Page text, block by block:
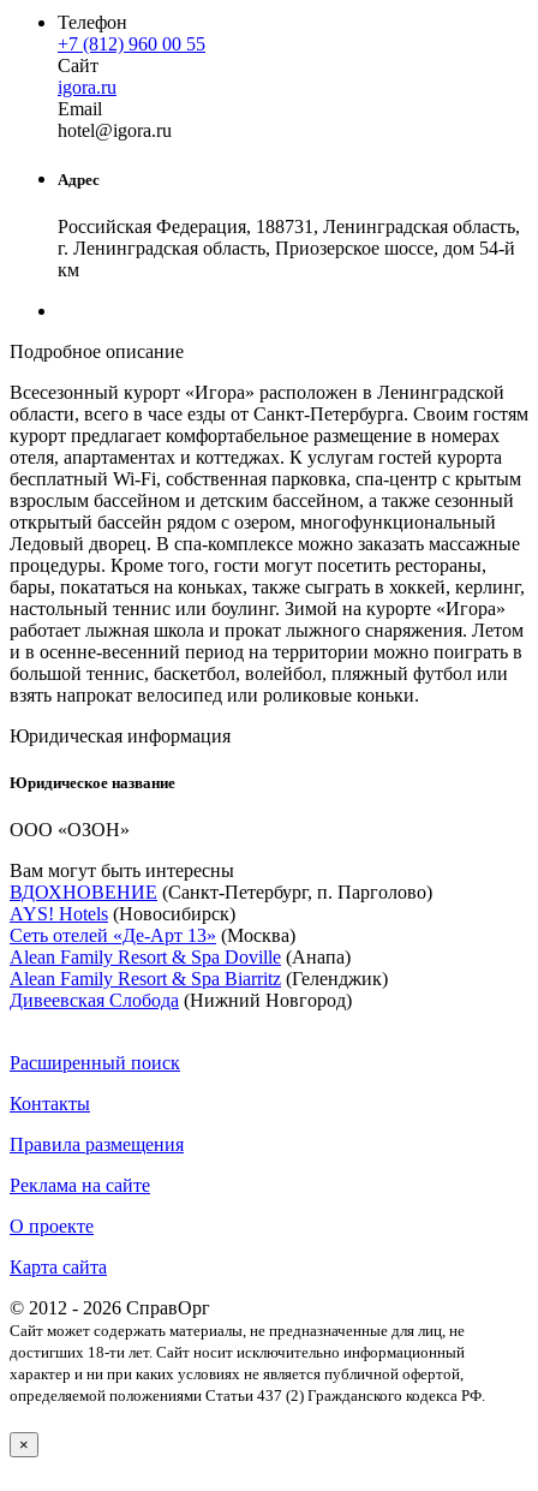
Телефон
+7 (812) 960 00 55
Сайт
igora.ru
Email
hotel@igora.ru
Адрес
Российская Федерация, 188731, Ленинградская область,
г. Ленинградская область, Приозерское шоссе, дом 54-й
км
Подробное описание
Всесезонный курорт «Игора» расположен в Ленинградской
области, всего в часе езды от Санкт-Петербурга. Своим гостям
курорт предлагает комфортабельное размещение в номерах
отеля, апартаментах и коттеджах. К услугам гостей курорта
бесплатный Wi-Fi, собственная парковка, спа-центр с крытым
взрослым бассейном и детским бассейном, а также сезонный
открытый бассейн рядом с озером, многофункциональный
Ледовый дворец. В спа-комплексе можно заказать массажные
процедуры. Кроме того, гости могут посетить рестораны,
бары, покататься на коньках, также сыграть в хоккей, керлинг,
настольный теннис или боулинг. Зимой на курорте «Игора»
работает лыжная школа и прокат лыжного снаряжения. Летом
и в осенне-весенний период на территории можно поиграть в
большой теннис, баскетбол, волейбол, пляжный футбол или
взять напрокат велосипед или роликовые коньки.
Юридическая информация
Юридическое название
ООО «ОЗОН»
Вам могут быть интересны
ВДОХНОВЕНИЕ (Санкт-Петербург, п. Парголово)
AYS! Hotels (Новосибирск)
Сеть отелей «Де-Арт 13» (Москва)
Alean Family Resort & Spa Doville (Анапа)
Alean Family Resort & Spa Biarritz (Геленджик)
Дивеевская Слобода (Нижний Новгород)
Расширенный поиск
Контакты
Правила размещения
Реклама на сайте
О проекте
Карта сайта
© 2012 - 2026 СправОрг
Сайт может содержать материалы, не предназначенные для лиц, не
достигших 18-ти лет. Cайт носит исключительно информационный
характер и ни при каких условиях не является публичной офертой,
определяемой положениями Статьи 437 (2) Гражданского кодекса РФ.
×